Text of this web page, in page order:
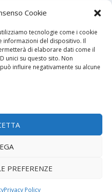
Cookie
tecnologie come i cookie
informazioni del dispositivo. Il
di elaborare dati come il
unici su questo sito. Non
influire negativamente su alcune
PREFERENZE
Privacy Policy
al Crotone: la
condizioni